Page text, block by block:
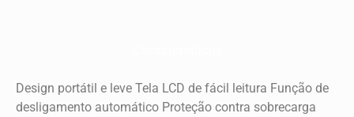
Design portátil e leve Tela LCD de fácil leitura Função de
desligamento automático Proteção contra sobrecarga